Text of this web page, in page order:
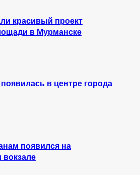
красивый проект
в Мурманске
в центре города
появился на